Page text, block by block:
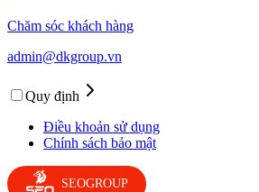
Chăm sóc khách hàng
admin@dkgroup.vn
Quy định
Điều khoản sử dụng
Chính sách bảo mật
SEOGROUP